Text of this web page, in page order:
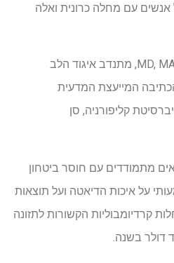
עם מחלה כרונית ואלה
הילארי ק. זליגמן, ד"ר MD, MAS, מתנדב איגוד הלב
המייעצת המדעית
קליפורניה, סן
מתמודדים עם חוסר ביטחון
על איכות הדיאטה ועל תוצאות
קרדיומבוליות הקשורות לתזונה